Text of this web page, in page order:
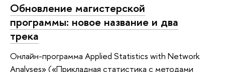
Обновление магистерской
программы: новое название и два
трека
Онлайн-программа Applied Statistics with Network
Analyses» («Прикладная статистика с методами